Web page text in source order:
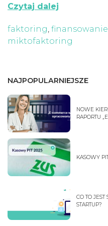
Czytaj dalej
faktoring finansowanie
miktofaktoring
NAJPOPULARNIEJSZE
NOWE
RAPORTU
KASOWY
CO TO
STARTUP?